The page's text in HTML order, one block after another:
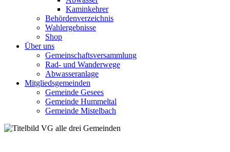
Kaminkehrer
Behördenverzeichnis
Wahlergebnisse
Shop
Über uns
Gemeinschaftsversammlung
Rad- und Wanderwege
Abwasseranlage
Mitgliedsgemeinden
Gemeinde Gesees
Gemeinde Hummeltal
Gemeinde Mistelbach